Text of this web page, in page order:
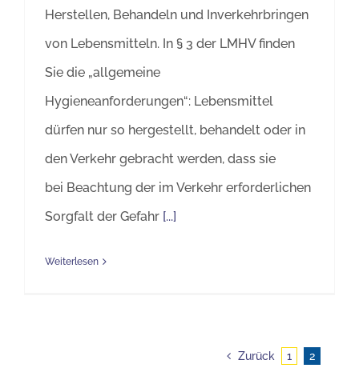
Herstellen, Behandeln und Inverkehrbringen
von Lebensmitteln. In § 3 der LMHV finden
Sie die „allgemeine
Hygieneanforderungen“: Lebensmittel
dürfen nur so hergestellt, behandelt oder in
den Verkehr gebracht werden, dass sie
bei Beachtung der im Verkehr erforderlichen
Sorgfalt der Gefahr [...]
Weiterlesen
Zurück 1 2